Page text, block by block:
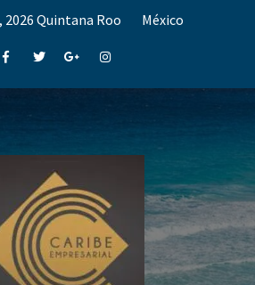
2026Quintana Roo México
FacebookTwitterGoogle+Instagram